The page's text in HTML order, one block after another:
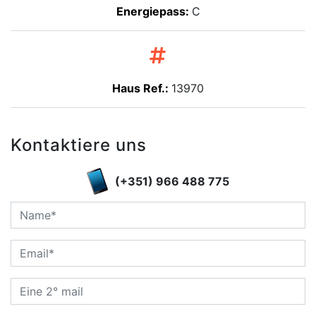
Energiepass: C
Haus Ref.: 13970
Kontaktiere uns
(+351) 966 488 775